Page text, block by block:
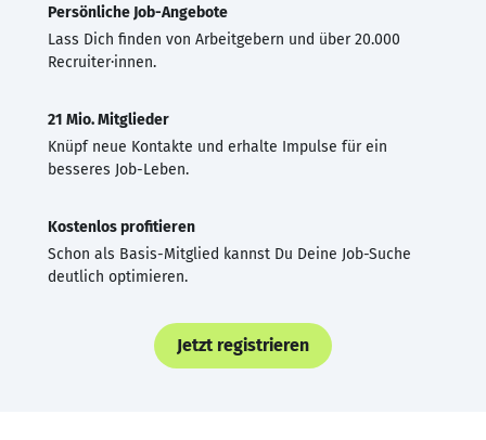
Persönliche Job-Angebote
Lass Dich finden von Arbeitgebern und über 20.000
Recruiter·innen.
21 Mio. Mitglieder
Knüpf neue Kontakte und erhalte Impulse für ein
besseres Job-Leben.
Kostenlos profitieren
Schon als Basis-Mitglied kannst Du Deine Job-Suche
deutlich optimieren.
Jetzt registrieren